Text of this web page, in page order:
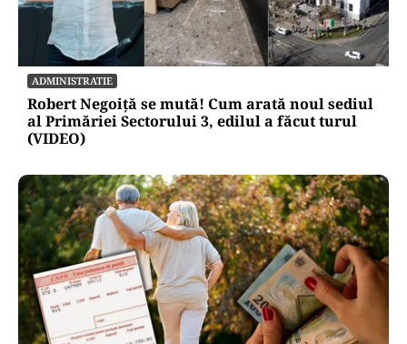
ADMINISTRATIE
Robert Negoiță se mută! Cum arată noul sediul
al Primăriei Sectorului 3, edilul a făcut turul
(VIDEO)